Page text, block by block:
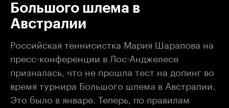
Большого шлема в
Австралии
Российская теннисистка Мария Шарапова на
пресс-конференции в Лос-Анджелесе
призналась, что не прошла тест на допинг во
время турнира Большого шлема в Австралии.
Это было в январе. Теперь, по правилам